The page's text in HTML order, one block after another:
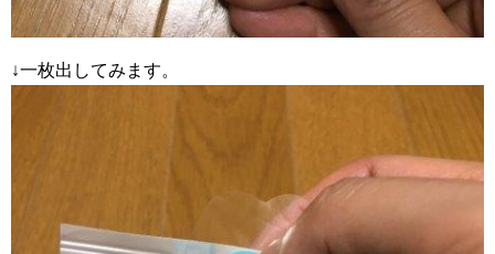
↓一枚出してみます。